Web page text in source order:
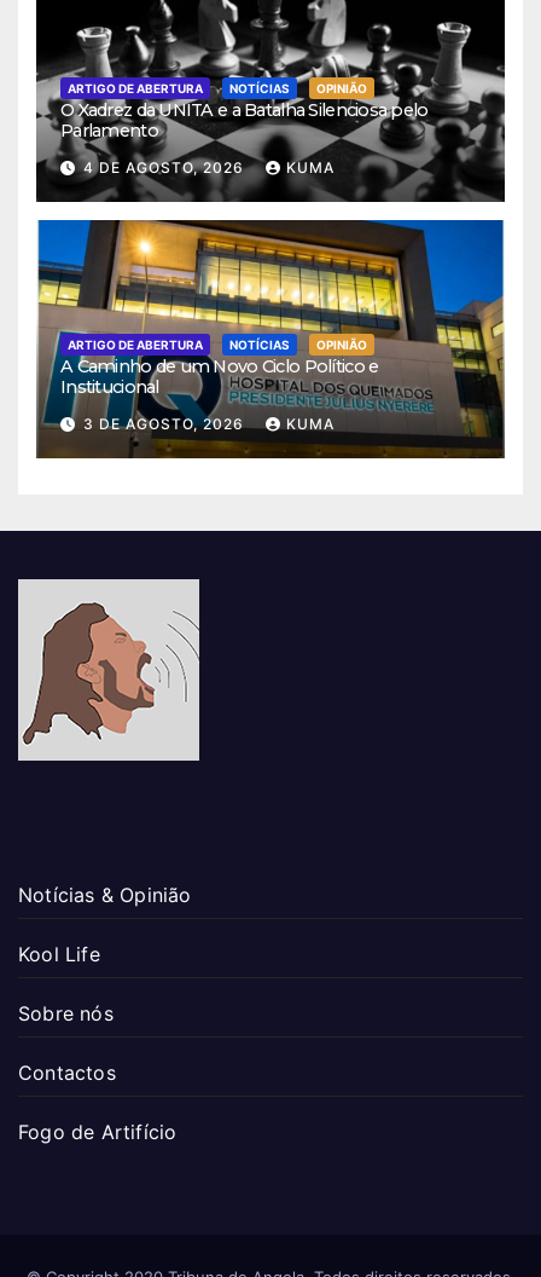
ARTIGO DE ABERTURA NOTÍCIAS OPINIÃO
O Xadrez da UNITA e a Batalha Silenciosa pelo
Parlamento
4 DE AGOSTO, 2026 KUMA
ARTIGO DE ABERTURA NOTÍCIAS OPINIÃO
A Caminho de um Novo Ciclo Político e
Institucional
3 DE AGOSTO, 2026 KUMA
Notícias & Opinião
Kool Life
Sobre nós
Contactos
Fogo de Artifício